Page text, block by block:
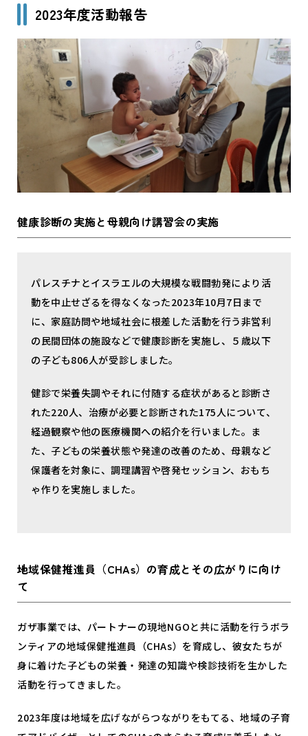
2023年度活動報告
健康診断の実施と母親向け講習会の実施
パレスチナとイスラエルの大規模な戦闘勃発により活
動を中止せざるを得なくなった2023年10月7日まで
に、家庭訪問や地域社会に根差した活動を行う非営利
の民間団体の施設などで健康診断を実施し、５歳以下
の子ども806人が受診しました。
健診で栄養失調やそれに付随する症状があると診断さ
れた220人、治療が必要と診断された175人について、
経過観察や他の医療機関への紹介を行いました。ま
た、子どもの栄養状態や発達の改善のため、母親など
保護者を対象に、調理講習や啓発セッション、おもち
ゃ作りを実施しました。
地域保健推進員（CHAs）の育成とその広がりに向け
て
ガザ事業では、パートナーの現地NGOと共に活動を行うボラ
ンティアの地域保健推進員（CHAs）を育成し、彼女たちが
身に着けた子どもの栄養・発達の知識や検診技術を生かした
活動を行ってきました。
2023年度は地域を広げながらつながりをもてる、地域の子育